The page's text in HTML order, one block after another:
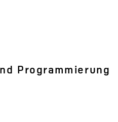
Programmierung